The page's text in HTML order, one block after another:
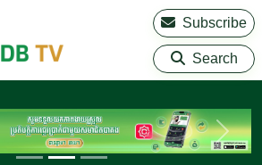
Subscribe
Search